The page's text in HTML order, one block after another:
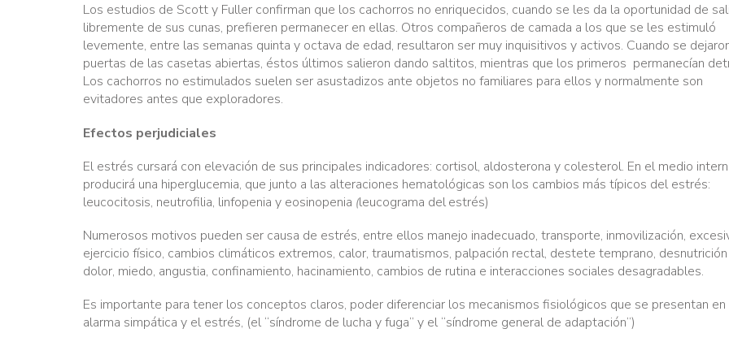
Los estudios de Scott y Fuller confirman que los cachorros no enriquecidos, cuando se les da la oportunidad de
libremente de sus cunas, prefieren permanecer en ellas. Otros compañeros de camada a los que se les estimuló
levemente, entre las semanas quinta y octava de edad, resultaron ser muy inquisitivos y activos. Cuando se
puertas de las casetas abiertas, éstos últimos salieron dando saltitos, mientras que los primeros permanecían
Los cachorros no estimulados suelen ser asustadizos ante objetos no familiares para ellos y normalmente son
evitadores antes que exploradores.
Efectos perjudiciales
El estrés cursará con elevación de sus principales indicadores: cortisol, aldosterona y colesterol. En el medio
producirá una hiperglucemia, que junto a las alteraciones hematológicas son los cambios más típicos del estrés:
leucocitosis, neutrofilia, linfopenia y eosinopenia (leucograma delestrés)
Numerosos motivos pueden ser causa de estrés, entre ellos manejo inadecuado, transporte, inmovilización,
ejercicio físico, cambios climáticos extremos, calor, traumatismos, palpación rectal, destete temprano, desnutrición
dolor, miedo, angustia, confinamiento, hacinamiento, cambios de rutina e interacciones sociales desagradables.
Es importante para tener los conceptos claros, poder diferenciar los mecanismos fisiológicos que se presentan en
alarma simpática y el estrés, (el “síndrome de lucha y fuga” y el “síndrome general de adaptación”)